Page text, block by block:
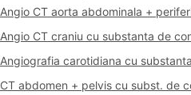
Angio CT aorta abdominala +
Angio CT craniu cu substanta de
Angiografia carotidiana cu
CT abdomen + pelvis cu subst. de